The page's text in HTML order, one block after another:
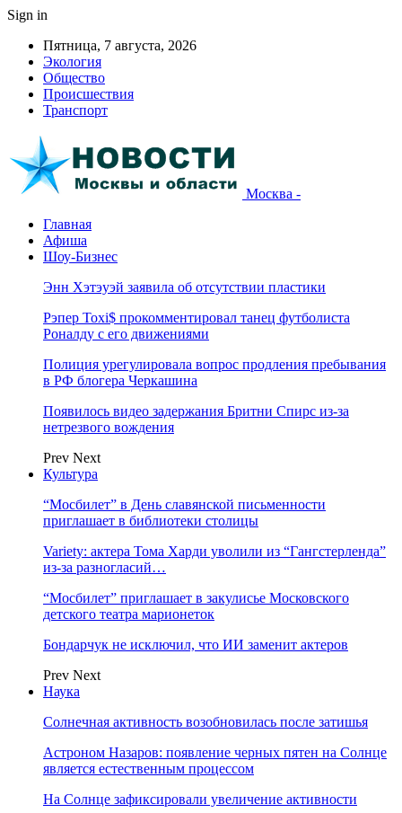
Sign in
Пятница, 7 августа, 2026
Экология
Общество
Происшествия
Транспорт
Москва -
Главная
Афиша
Шоу-Бизнес
Энн Хэтэуэй заявила об отсутствии пластики
Рэпер Toxi$ прокомментировал танец футболиста
Роналду с его движениями
Полиция урегулировала вопрос продления пребывания
в РФ блогера Черкашина
Появилось видео задержания Бритни Спирс из-за
нетрезвого вождения
Prev Next
Культура
“Мосбилет” в День славянской письменности
приглашает в библиотеки столицы
Variety: актера Тома Харди уволили из “Гангстерленда”
из-за разногласий…
“Мосбилет” приглашает в закулисье Московского
детского театра марионеток
Бондарчук не исключил, что ИИ заменит актеров
Prev Next
Наука
Солнечная активность возобновилась после затишья
Астроном Назаров: появление черных пятен на Солнце
является естественным процессом
На Солнце зафиксировали увеличение активности